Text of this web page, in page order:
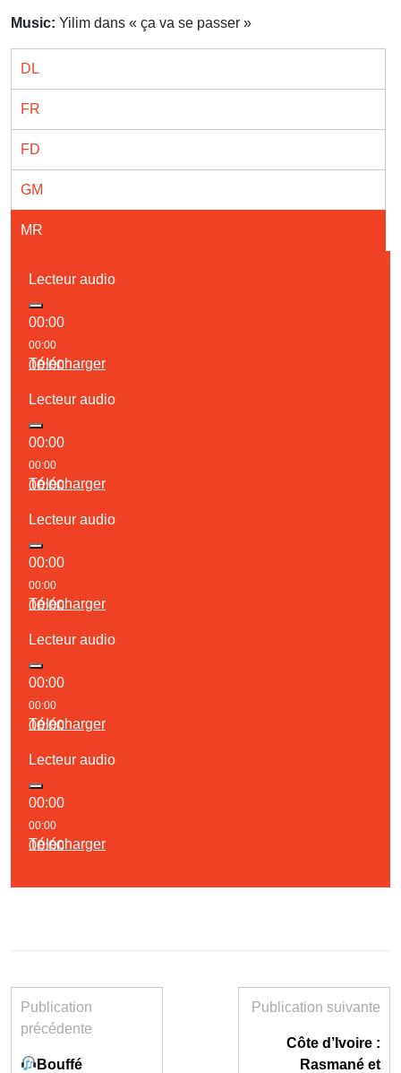
Music: Yilim dans « ça va se passer »
DL
FR
FD
GM
MR
Lecteur audio
00:00
00:00
00:00
Télécharger
Lecteur audio
00:00
00:00
00:00
Télécharger
Lecteur audio
00:00
00:00
00:00
Télécharger
Lecteur audio
00:00
00:00
00:00
Télécharger
Lecteur audio
00:00
00:00
00:00
Télécharger
Publication
précédente
Bouffé
Publication suivante
Côte d’Ivoire :
Rasmané et